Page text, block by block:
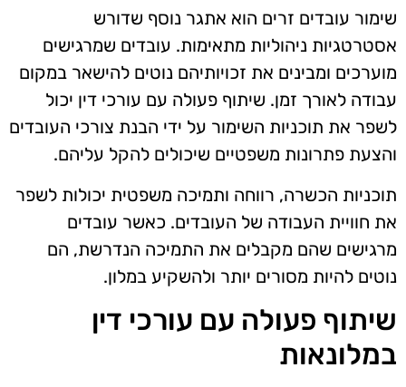
שימור עובדים זרים הוא אתגר נוסף שדורש
אסטרטגיות ניהוליות מתאימות. עובדים שמרגישים
מוערכים ומבינים את זכויותיהם נוטים להישאר במקום
עבודה לאורך זמן. שיתוף פעולה עם עורכי דין יכול
לשפר את תוכניות השימור על ידי הבנת צורכי העובדים
והצעת פתרונות משפטיים שיכולים להקל עליהם.
תוכניות הכשרה, רווחה ותמיכה משפטית יכולות לשפר
את חוויית העבודה של העובדים. כאשר עובדים
מרגישים שהם מקבלים את התמיכה הנדרשת, הם
נוטים להיות מסורים יותר ולהשקיע במלון.
שיתוף פעולה עם עורכי דין
במלונאות